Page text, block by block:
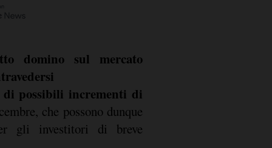
domino sul mercato
possibili incrementi di
che possono dunque
gli investitori di breve